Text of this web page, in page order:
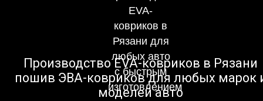
Производство EVA-ковриков в Рязани
пошив ЭВА-ковриков для любых марок
моделей авто